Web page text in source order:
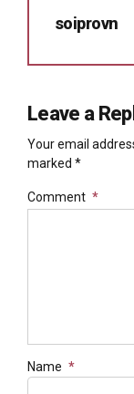
soiprovn
Leave a
Your email
marked *
Comment *
Name *